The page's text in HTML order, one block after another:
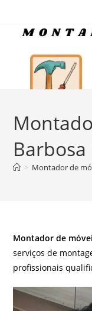
Barbosa
> Montador de
Montador de
serviços de
profissionais